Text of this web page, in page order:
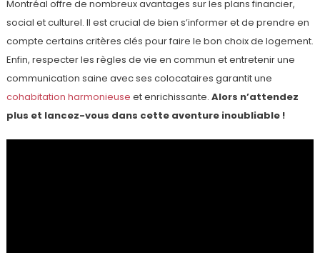
Montréal offre de nombreux avantages sur les plans financier,
social et culturel. Il est crucial de bien s’informer et de prendre en
compte certains critères clés pour faire le bon choix de logement.
Enfin, respecter les règles de vie en commun et entretenir une
communication saine avec ses colocataires garantit une
cohabitation harmonieuse et enrichissante. Alors n’attendez
plus et lancez-vous dans cette aventure inoubliable !